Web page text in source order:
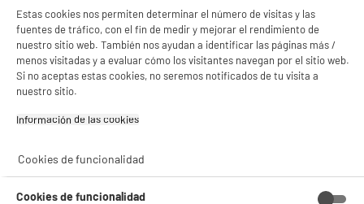
Tipo de producto Bolsas de basura
Colores Negro
Materia principal Plástico
Características adicionales
Estas cookies nos permiten determinar el número de visitas y las
fuentes de tráfico, con el fin de medir y mejorar el rendimiento de
nuestro sitio web. También nos ayudan a identificar las páginas más /
menos visitadas y a evaluar cómo los visitantes navegan por el sitio web.
Si no aceptas estas cookies, no seremos notificados de tu visita a
nuestro sitio.
Información de las cookies‎
Cookies de funcionalidad
Cookies de funcionalidad